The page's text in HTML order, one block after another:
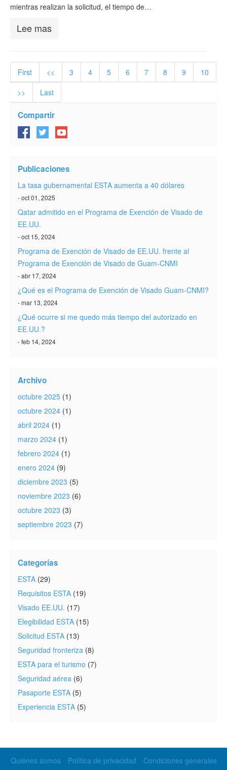
mientras realizan la solicitud, el tiempo de…
Lee mas
First << 3 4 5 6 7 8 9
10
>>
Last
Compartir
Publicaciones
La tasa gubernamental ESTA aumenta a 40 dólares
- oct 01, 2025
Qatar admitido en el Programa de Exención de Visado de
EE.UU.
- oct 15, 2024
Programa de Exención de Visado de EE.UU. frente al
Programa de Exención de Visado de Guam-CNMI
- abr 17, 2024
¿Qué es el Programa de Exención de Visado Guam-CNMI?
- mar 13, 2024
¿Qué ocurre si me quedo más tiempo del autorizado en
EE.UU.?
- feb 14, 2024
Archivo
octubre 2025 (1)
octubre 2024 (1)
abril 2024 (1)
marzo 2024 (1)
febrero 2024 (1)
enero 2024 (9)
diciembre 2023 (5)
noviembre 2023 (6)
octubre 2023 (3)
septiembre 2023 (7)
Categorías
ESTA (29)
Requisitos ESTA (19)
Visado EE.UU. (17)
Elegibilidad ESTA (15)
Solicitud ESTA (13)
Seguridad fronteriza (8)
ESTA para el turismo (7)
Seguridad aérea (6)
Pasaporte ESTA (5)
Experiencia ESTA (5)
Quiénes somos Política de privacidad Condiciones generales